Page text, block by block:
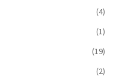
(4)
(1)
(19)
(2)